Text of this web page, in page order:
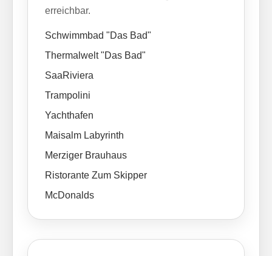
erreichbar.
Schwimmbad "Das Bad"
Thermalwelt "Das Bad"
SaaRiviera
Trampolini
Yachthafen
Maisalm Labyrinth
Merziger Brauhaus
Ristorante Zum Skipper
McDonalds